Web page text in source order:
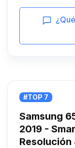
#TOP 7
Samsung
2019 -
Resolución